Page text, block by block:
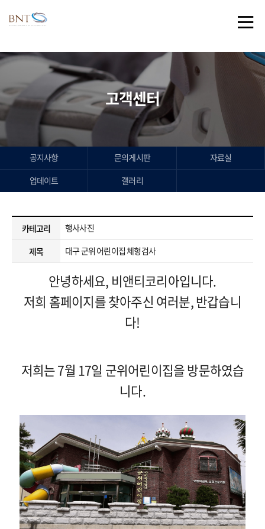
고객센터
공지사항 문의게시판 자료실
업데이트 갤러리
카테고리
행사사진
제목
대구 군위 어린이집 체형검사
안녕하세요, 비앤티코리아입니다.
저희 홈페이지를 찾아주신 여러분, 반갑습니
다!
저희는 7월 17일 군위어린이집을 방문하였습
니다.